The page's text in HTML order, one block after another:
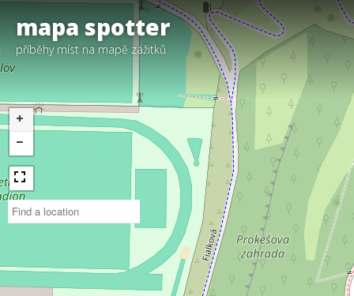
mapa spotter
příběhy míst na mapě zážitků